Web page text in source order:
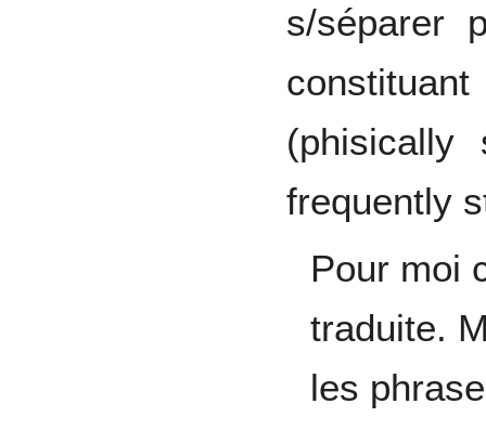
s/séparer
(phisically
frequently
Pour moi
traduite.
les